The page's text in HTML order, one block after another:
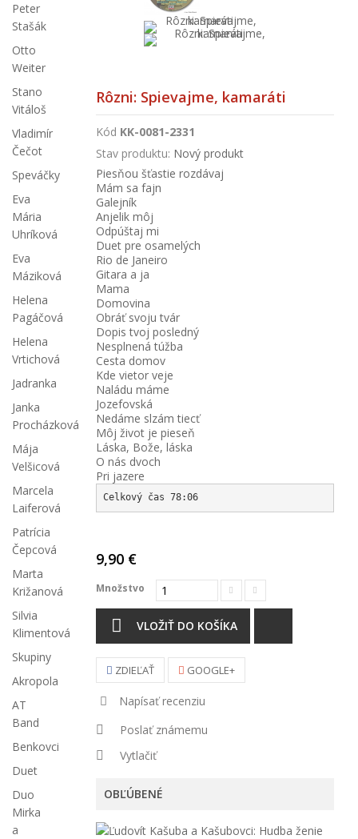
Peter
Stašák
Otto
Weiter
Stano
Vitáloš
Vladimír
Čečot
Speváčky
Eva
Mária
Uhríková
Eva
Máziková
Helena
Pagáčová
Helena
Vrtichová
Jadranka
Janka
Procházková
Mája
Velšicová
Marcela
Laiferová
Patrícia
Čepcová
Marta
Križanová
Silvia
Klimentová
Skupiny
Akropola
AT
Band
Benkovci
Duet
Duo
Mirka
a
Rôzni: Spievajme, kamaráti
Kód KK-0081-2331
Stav produktu: Nový produkt
Piesňou šťastie rozdávaj
Mám sa fajn
Galejník
Anjelik môj
Odpúštaj mi
Duet pre osamelých
Rio de Janeiro
Gitara a ja
Mama
Domovina
Obráť svoju tvár
Dopis tvoj posledný
Nesplnená túžba
Cesta domov
Kde vietor veje
Naládu máme
Jozefovská
Nedáme slzám tiecť
Môj život je pieseň
Láska, Bože, láska
O nás dvoch
Pri jazere
Celkový čas 78:06
9,90 €
Množstvo
VLOŽIŤ DO KOŠÍKA
ZDIEĽAŤ GOOGLE+
Napísať recenziu
Poslať známemu
Vytlačiť
OBĽÚBENÉ